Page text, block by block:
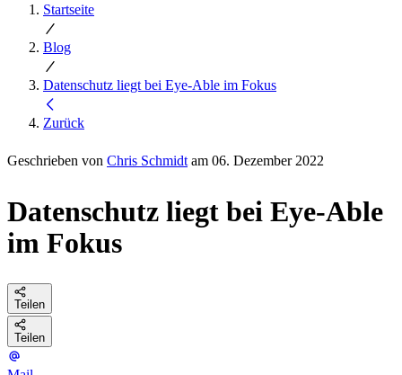
Startseite
Blog
Datenschutz liegt bei Eye-Able im Fokus
Zurück
Geschrieben von Chris Schmidt am 06. Dezember 2022
Datenschutz liegt bei Eye-Able
im Fokus
Teilen
Teilen